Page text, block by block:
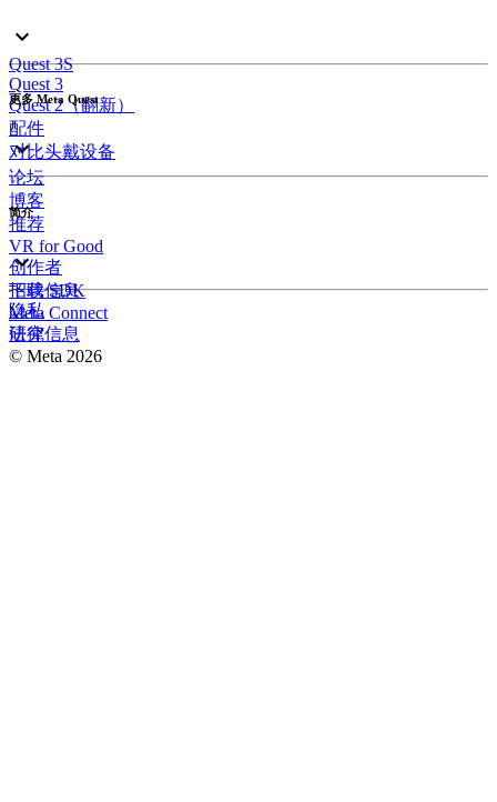
Quest 3S
Quest 3
Quest 2（翻新）
配件
对比头戴设备
更多 Meta Quest
论坛
博客
推荐
VR for Good
创作者
下载 SDK
简介
招聘信息
Meta Connect
研究
隐私
法律信息
© Meta 2026